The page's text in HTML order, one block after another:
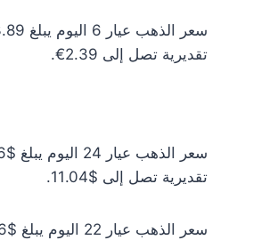
تقديرية تصل إلى 2.39€.
تقديرية تصل إلى $11.04.